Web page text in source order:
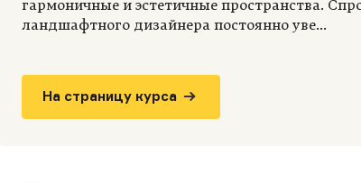
гармоничные и эстетичные пространства.
ландшафтного дизайнера постоянно уве...
На страницу курса